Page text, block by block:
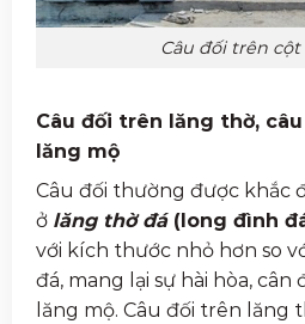
Câu đối trên
Câu đối trên lăng thờ,
lăng mộ
Câu đối thường được khắc
ở lăng thờ đá(long đình
với kích thước nhỏ hơn so
đá, mang lại sự hài hòa,
lăng mộ. Câu đối trên lăng